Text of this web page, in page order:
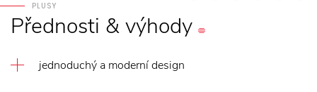
PLUSY
Přednosti &výhody
jednoduchý a moderní design